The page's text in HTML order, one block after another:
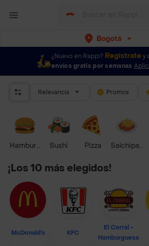
Bogotá
¿Nuevo en Rappi? Regístrate y
envíos gratis por semanas
Relevancia Promos
HamburguesaSushi Pizza Salchipapas
¡Los 10 más elegidos!
McDonald's KFC
El Corral -
Hamburguesa